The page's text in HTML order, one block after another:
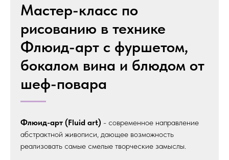
Мастер-класс по
рисованию в технике
Флюид-арт с фуршетом,
бокалом вина и блюдом от
шеф-повара
Флюид-арт (Fluid art) - современное направление
абстрактной живописи, дающее возможность
реализовать самые смелые творческие замыслы.